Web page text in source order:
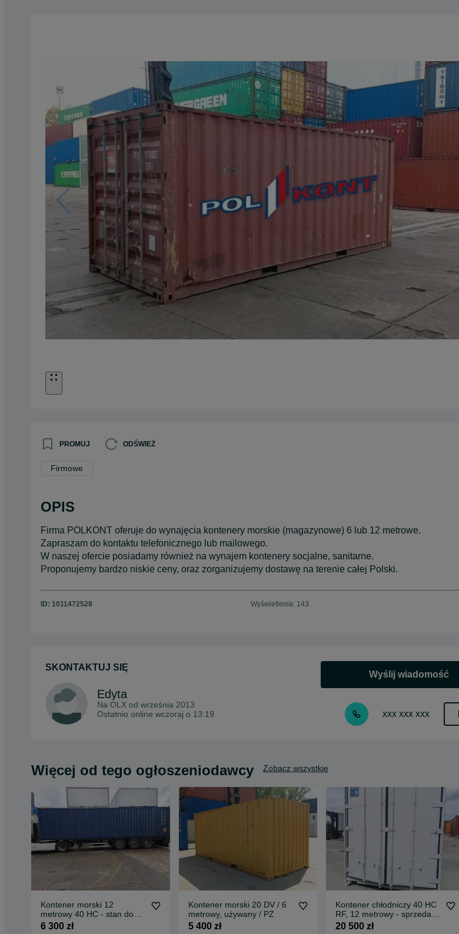
PROMUJ ODŚWIEŻ
Firmowe
OPIS
Firma POLKONT oferuje do wynajęcia kontenery morskie (magazynowe) 6 lub 12 metrowe.
Zapraszam do kontaktu telefonicznego lub mailowego.
W naszej ofercie posiadamy również na wynajem kontenery socjalne, sanitarne.
Proponujemy bardzo niskie ceny, oraz zorganizujemy dostawę na terenie całej Polski.
ID: 1011472528 Wyświetlenia: 143
SKONTAKTUJ SIĘ
Edyta
Na OLX od września 2013
Ostatnio online wczoraj o 13:19
Wyślij wiadomość
xxx xxx xxx
Więcej od tego ogłoszeniodawcy Zobacz wszystkie
Kontener morski 12
metrowy 40 HC - stan dobry
- PZ
6 300 zł
Kontener morski 20 DV / 6
metrowy, używany / PZ
5 400 zł
Kontener chłodniczy 40 HC
RF, 12 metrowy - sprzedam,
POLKONT - PZ
20 500 zł